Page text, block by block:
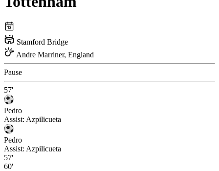
Stamford Bridge
Andre Marriner, England
Pause
57'
Pedro
Assist: Azpilicueta
Pedro
Assist: Azpilicueta
57'
60'